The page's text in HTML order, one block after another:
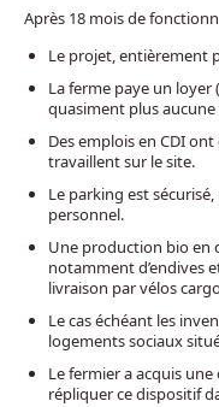
Après 18 mois de
Le projet, entièrement
La ferme paye un loyer
quasiment plus
Des emplois en CDI
travaillent sur le site.
Le parking est
personnel.
Une production bio en
notamment d’endives
livraison par vélos
Le cas échéant les
logements sociaux
Le fermier a acquis
répliquer ce dispositif